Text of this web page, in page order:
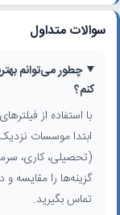
از فیلترهای استان،
مهاجرت را پیدا کنید.
شماره تماس،
نظرات یا امتیاز
تصمیم بگیرید.
خدمات متداول
موسسات فعال در حوزه
می‌کنند:
سوالات متداول
چطور می‌توانم
کنم؟
با استفاده از
ابتدا موسسات
(تحصیلی، کاری،
گزینه‌ها را مقایسه
تماس بگیرید.